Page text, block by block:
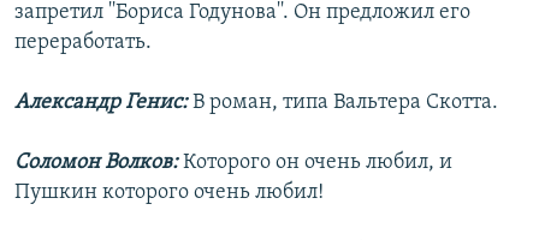
запретил ''Бориса Годунова''. Он предложил его
переработать.
Александр Генис:В роман, типа Вальтера Скотта.
Соломон Волков:Которого он очень любил, и
Пушкин которого очень любил!